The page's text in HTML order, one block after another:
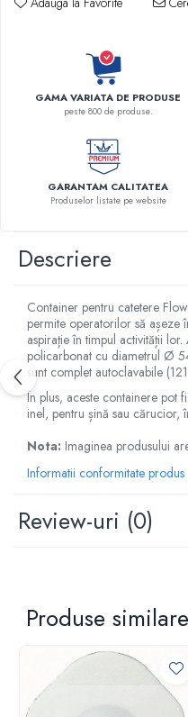
Tevi cupru si accesorii
Console tavan sali operatie
Lavoare apa sterila
Lavoare chirurgicale
Adaptori/cuple
Capsule, filtre finale apa sterila
Manere pentru electrocautere
Cabluri conectare electrozi neutri
Electrozi neutri
Electrocautere
Radiocautere
Aspiratoare de fum
Criocautere
Consumabile medicale si
cutii medicamente
Hartie
Garouri
Cabluri EKG (10 fire)
Electrozi ECG / EKG
GAMA VARIATA DE PRODUSE
peste 800 de produse.
GARANTAM CALITATEA
Produselor listate pe website
Descriere
Container pentru catetere
permite operatorilor să așeze
aspirație în timpul activității
policarbonat cu diametrul Ø
sunt complet autoclavabile
În plus, aceste containere pot
inel, pentru șină sau cărucior,
Nota: Imaginea produsului
Informatii conformitate produs
Review-uri (0)
Produse similare